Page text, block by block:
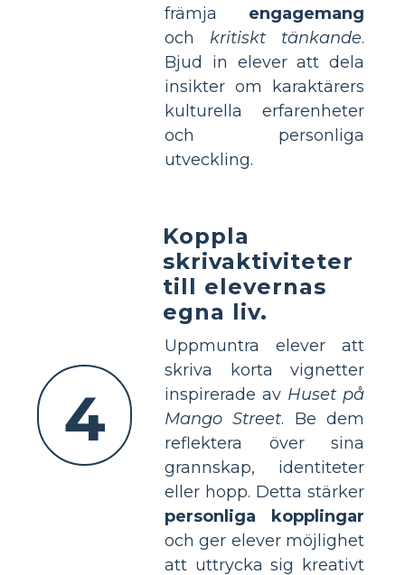
främja engagemang
och kritiskt tänkande.
Bjud in elever att dela
insikter om karaktärers
kulturella erfarenheter
och personliga
utveckling.
4
Koppla
skrivaktiviteter
till elevernas
egna liv.
Uppmuntra elever att
skriva korta vignetter
inspirerade av Huset på
Mango Street. Be dem
reflektera över sina
grannskap, identiteter
eller hopp. Detta stärker
personliga kopplingar
och ger elever möjlighet
att uttrycka sig kreativt